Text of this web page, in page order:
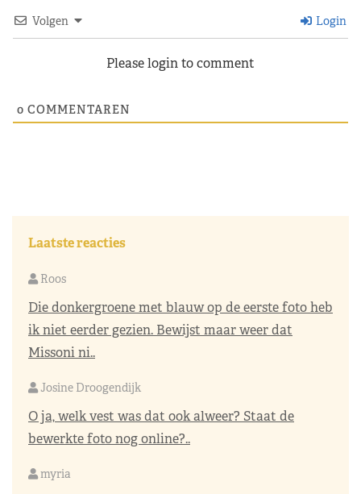
Volgen Login
Please login to comment
0 COMMENTAREN
Laatste reacties
Roos
Die donkergroene met blauw op de eerste foto heb
ik niet eerder gezien. Bewijst maar weer dat
Missoni ni..
Josine Droogendijk
O ja, welk vest was dat ook alweer? Staat de
bewerkte foto nog online?..
myria